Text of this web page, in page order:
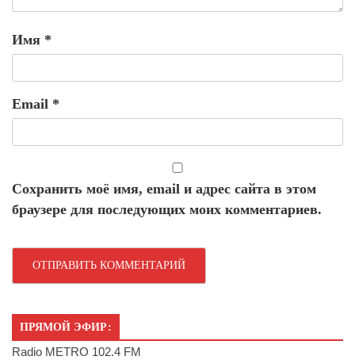
Имя *
Email *
Сохранить моё имя, email и адрес сайта в этом
браузере для последующих моих комментариев.
ПРЯМОЙ ЭФИР:
Radio METRO 102.4 FM